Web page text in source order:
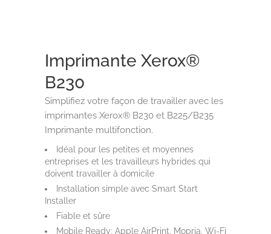
Imprimante Xerox®
B230
Simplifiez votre façon de travailler avec les
imprimantes Xerox® B230 et B225/B235
Imprimante multifonction.
Idéal pour les petites et moyennes
entreprises et les travailleurs hybrides qui
doivent travailler à domicile
Installation simple avec Smart Start
Installer
Fiable et sûre
Mobile Ready: Apple AirPrint, Mopria, Wi-Fi